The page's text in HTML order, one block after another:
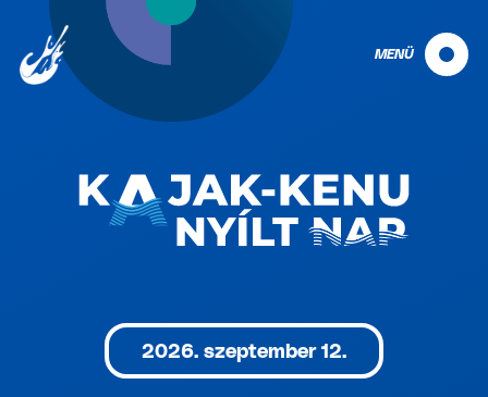
MENÜ
2026. szeptember 12.